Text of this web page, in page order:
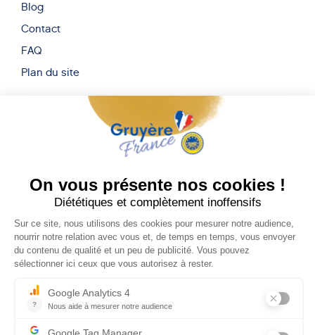
Blog
Contact
FAQ
Plan du site
Nous Trouver
17 Quai Yves-Barbier BP 20189,70004, Vesoul
Newsletter